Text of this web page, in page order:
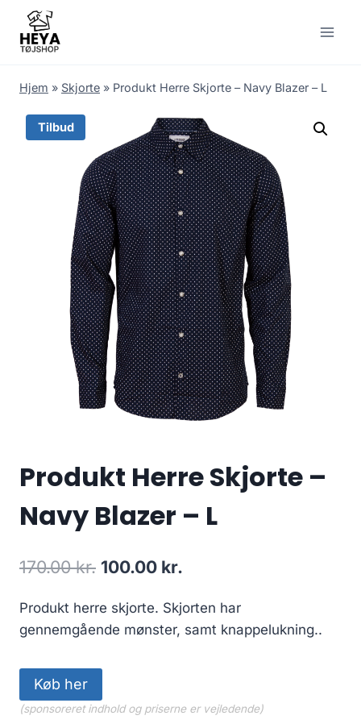
content
Hjem » Skjorte » Produkt Herre Skjorte – Navy Blazer – L
Tilbud
Produkt Herre Skjorte –
Navy Blazer – L
170.00kr. Original
was:
100.00 kr.
is:
Produkt herre skjorte. Skjorten har
gennemgående mønster, samt knappelukning..
Køb her
(sponsoreret indhold og priserne er vejledende)